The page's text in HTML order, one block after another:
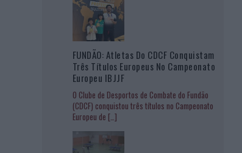
FUNDÃO: Atletas Do CDCF Conquistam
Três Títulos Europeus No Campeonato
Europeu IBJJF
O Clube de Desportos de Combate do Fundão
(CDCF) conquistou três títulos no Campeonato
Europeu de […]